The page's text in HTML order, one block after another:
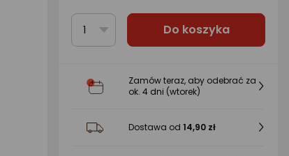
1 Do koszyka
Zamów teraz, aby odebrać za
ok. 4 dni (wtorek)
Dostawa od 14,90 zł